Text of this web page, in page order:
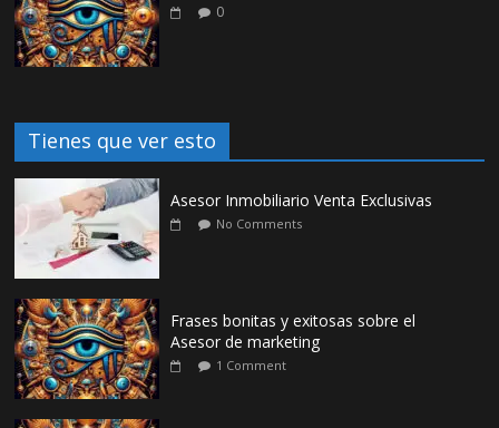
0
Tienes que ver esto
Asesor Inmobiliario Venta Exclusivas
No Comments
Frases bonitas y exitosas sobre el
Asesor de marketing
1 Comment